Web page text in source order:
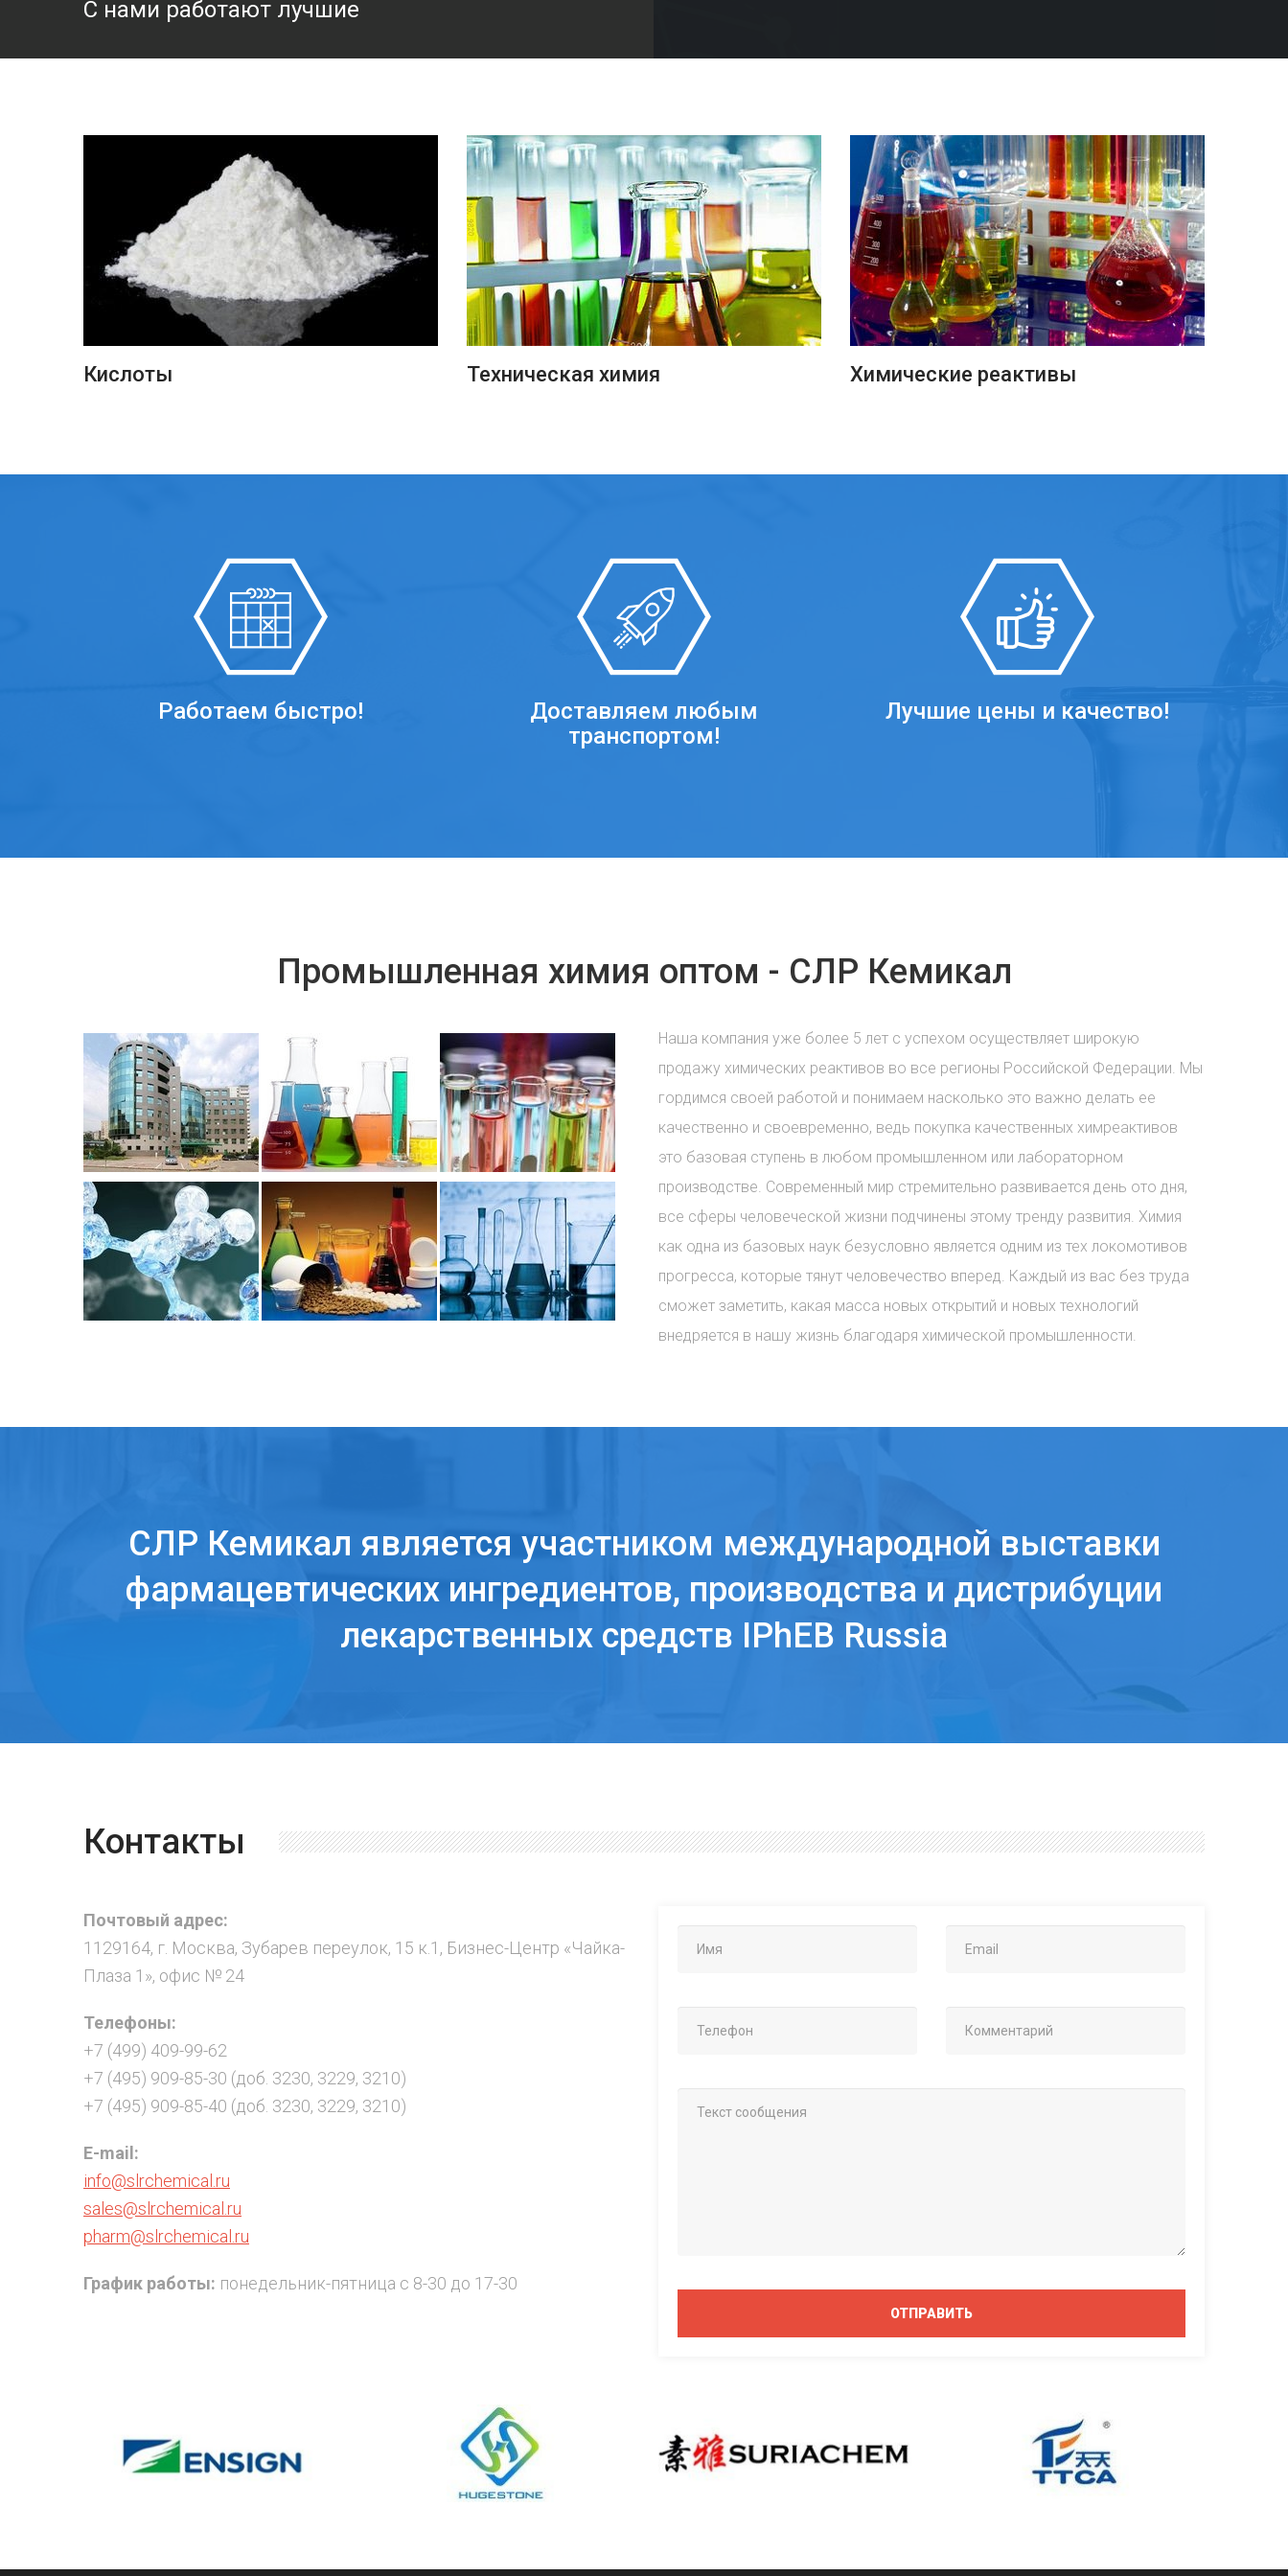
С нами работают лучшие
ПОДРОБНЕЕ
Кислоты
ПОДРОБНЕЕ
Техническая химия
ПОДРОБНЕЕ
Химические реактивы
Работаем быстро!
Доставляем любым
транспортом!
Лучшие цены и качество!
Промышленная химия оптом - СЛР Кемикал
Наша компания уже более 5 лет с успехом осуществляет широкую
продажу химических реактивов во все регионы Российской Федерации. Мы
гордимся своей работой и понимаем насколько это важно делать ее
качественно и своевременно, ведь покупка качественных химреактивов
это базовая ступень в любом промышленном или лабораторном
производстве. Современный мир стремительно развивается день ото дня,
все сферы человеческой жизни подчинены этому тренду развития. Химия
как одна из базовых наук безусловно является одним из тех локомотивов
прогресса, которые тянут человечество вперед. Каждый из вас без труда
сможет заметить, какая масса новых открытий и новых технологий
внедряется в нашу жизнь благодаря химической промышленности.
СЛР Кемикал является участником международной выставки
фармацевтических ингредиентов, производства и дистрибуции
лекарственных средств IPhEB Russia
Контакты
Почтовый адрес:
1129164, г. Москва, Зубарев переулок, 15 к.1, Бизнес-Центр «Чайка-
Плаза 1», офис № 24
Телефоны:
+7 (499) 409-99-62
+7 (495) 909-85-30 (доб. 3230, 3229, 3210)
+7 (495) 909-85-40 (доб. 3230, 3229, 3210)
E-mail:
info@slrchemical.ru
sales@slrchemical.ru
pharm@slrchemical.ru
График работы: понедельник-пятница с 8-30 до 17-30
ОТПРАВИТЬ